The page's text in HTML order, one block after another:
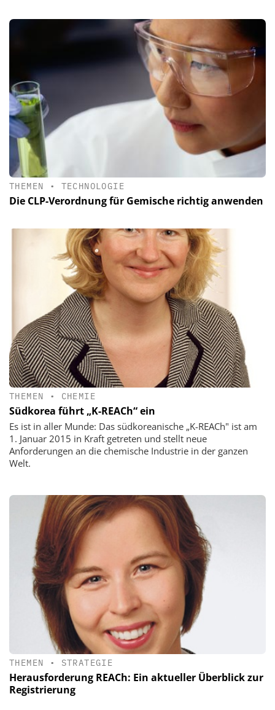
THEMEN • TECHNOLOGIE
Die CLP-Verordnung für Gemische richtig anwenden
THEMEN • CHEMIE
Südkorea führt „K-REACh“ ein
Es ist in aller Munde: Das südkoreanische „K-REACh" ist am
1. Januar 2015 in Kraft getreten und stellt neue
Anforderungen an die chemische Industrie in der ganzen
Welt.
THEMEN • STRATEGIE
Herausforderung REACh: Ein aktueller Überblick zur
Registrierung